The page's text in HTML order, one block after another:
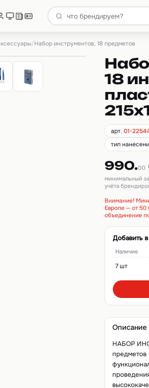
/Набор инструментов, 18 предметов
18
арт.01-
тип
990.00
минимальный
учёта
Внимание!
Европе — от 50
объединение
Добавить в
Наличие
7 шт
Описание
НАБОР
предметов